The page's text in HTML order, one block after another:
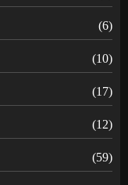
(6)
(10)
(17)
(12)
(59)